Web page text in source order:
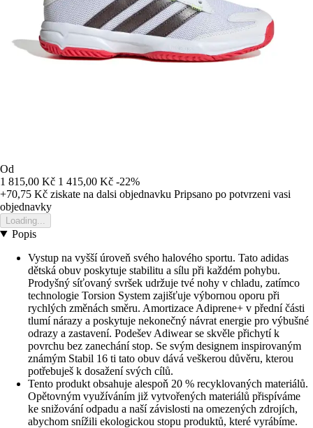
Od
1 815,00 Kč 1 415,00 Kč -22%
+70,75 Kč ziskate na dalsi objednavku Pripsano po potvrzeni vasi
objednavky
Loading...
Popis
Vystup na vyšší úroveň svého halového sportu. Tato adidas
dětská obuv poskytuje stabilitu a sílu při každém pohybu.
Prodyšný síťovaný svršek udržuje tvé nohy v chladu, zatímco
technologie Torsion System zajišťuje výbornou oporu při
rychlých změnách směru. Amortizace Adiprene+ v přední části
tlumí nárazy a poskytuje nekonečný návrat energie pro výbušné
odrazy a zastavení. Podešev Adiwear se skvěle přichytí k
povrchu bez zanechání stop. Se svým designem inspirovaným
známým Stabil 16 ti tato obuv dává veškerou důvěru, kterou
potřebuješ k dosažení svých cílů.
Tento produkt obsahuje alespoň 20 % recyklovaných materiálů.
Opětovným využíváním již vytvořených materiálů přispíváme
ke snižování odpadu a naší závislosti na omezených zdrojích,
abychom snížili ekologickou stopu produktů, které vyrábíme.